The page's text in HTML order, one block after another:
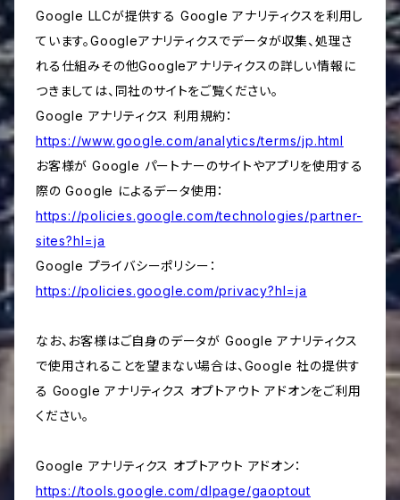
Google LLCが提供する Google アナリティクスを利用し
ています。Googleアナリティクスでデータが収集、処理さ
れる仕組みその他Googleアナリティクスの詳しい情報に
つきましては、同社のサイトをご覧ください。
Google アナリティクス 利用規約：
https://www.google.com/analytics/terms/jp.html
お客様が Google パートナーのサイトやアプリを使用する
際の Google によるデータ使用：
https://policies.google.com/technologies/partner-
sites?hl=ja
Google プライバシーポリシー：
https://policies.google.com/privacy?hl=ja
なお、お客様はご自身のデータが Google アナリティクス
で使用されることを望まない場合は、Google 社の提供す
る Google アナリティクス オプトアウト アドオンをご利用
ください。
Google アナリティクス オプトアウト アドオン：
https://tools.google.com/dlpage/gaoptout